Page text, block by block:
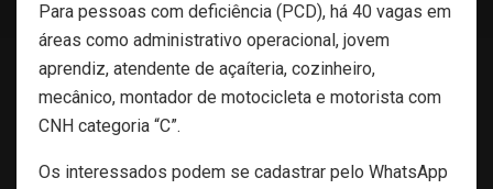
Para pessoas com deficiência (PCD), há 40 vagas em
áreas como administrativo operacional, jovem
aprendiz, atendente de açaíteria, cozinheiro,
mecânico, montador de motocicleta e motorista com
CNH categoria “C”.
Os interessados podem se cadastrar pelo WhatsApp